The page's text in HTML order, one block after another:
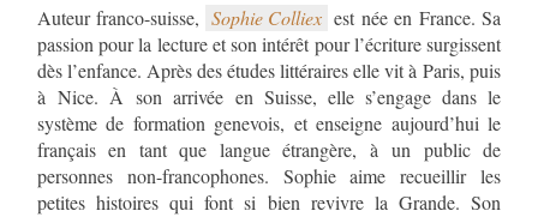
Auteur franco-suisse, Sophie Colliex est née en France. Sa
passion pour la lecture et son intérêt pour l’écriture surgissent
dès l’enfance. Après des études littéraires elle vit à Paris, puis
à Nice. À son arrivée en Suisse, elle s’engage dans le
système de formation genevois, et enseigne aujourd’hui le
français en tant que langue étrangère, à un public de
personnes non-francophones. Sophie aime recueillir les
petites histoires qui font si bien revivre la Grande. Son